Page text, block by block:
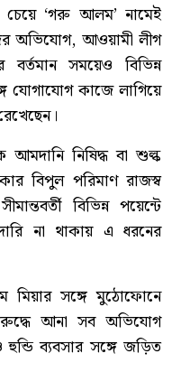
চেয়ে ‘গরু আলম’ নামেই
অভিযোগ, আওয়ামী লীগ
সময়েও বিভিন্ন
যোগাযোগ কাজে লাগিয়ে
নিষিদ্ধ বা শুল্ক
বিপুল পরিমাণ রাজস্ব
বিভিন্ন পয়েন্টে
না থাকায় এ ধরনের
সঙ্গে মুঠোফোনে
আনা সব অভিযোগ
ব্যবসার সঙ্গে জড়িত